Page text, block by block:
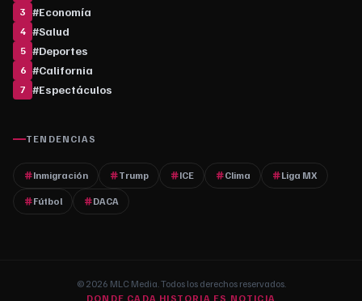
3 #Economía
4 #Salud
5 #Deportes
6 #California
7 #Espectáculos
TENDENCIAS
Inmigración Trump ICE Clima Liga MX
Fútbol DACA
© 2026 MLC Media. Todos los derechos reservados.
DONDE CADA HISTORIA ES NOTICIA